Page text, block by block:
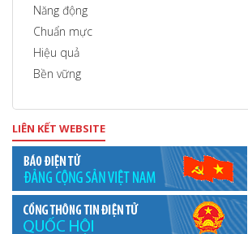
Năng động
Chuẩn mực
Hiệu quả
Bền vững
LIÊN KẾT WEBSITE